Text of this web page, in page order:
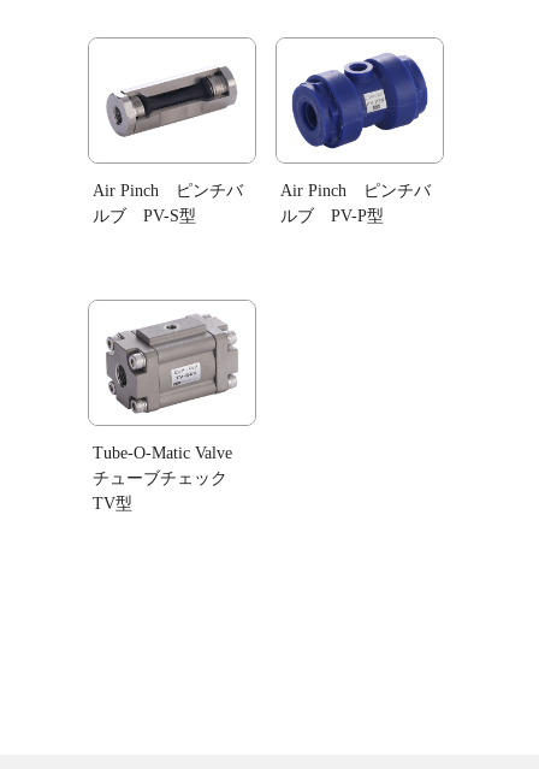
Air Pinch ピンチバ
ルブ PV-S型
Air Pinch ピンチバ
ルブ PV-P型
Tube‐O‐Matic Valve
チューブチェック
TV型